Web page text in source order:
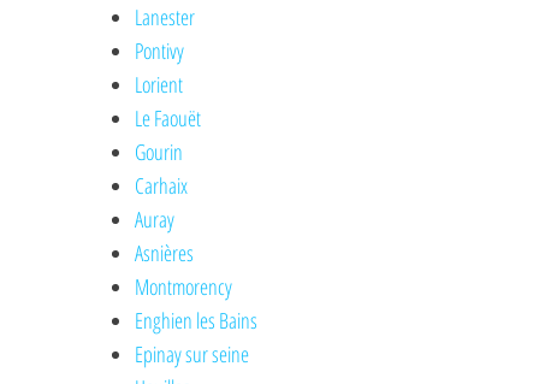
Lanester
Pontivy
Lorient
Le Faouët
Gourin
Carhaix
Auray
Asnières
Montmorency
Enghien les Bains
Epinay sur seine